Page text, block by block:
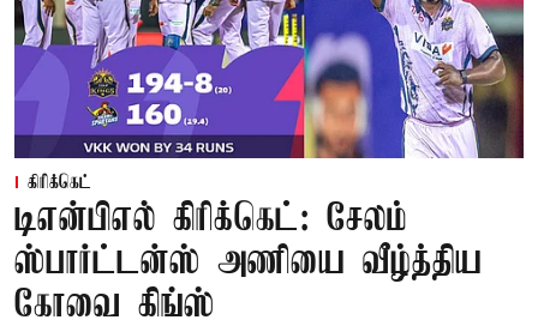
கிரிக்கெட்
டிஎன்பிஎல் கிரிக்கெட்: சேலம்
ஸ்பார்ட்டன்ஸ் அணியை வீழ்த்திய
கோவை கிங்ஸ்